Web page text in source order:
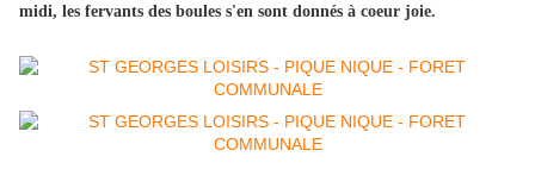
midi, les fervants des boules s'en sont donnés à coeur joie.